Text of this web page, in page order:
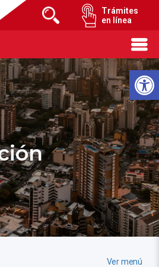
Trámites
en línea
Ver menú